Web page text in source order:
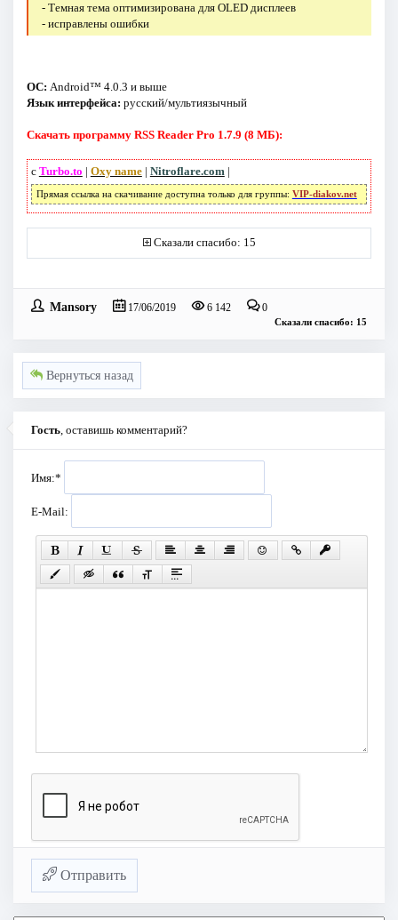
- Темная тема оптимизирована для OLED дисплеев
- исправлены ошибки
ОС: Android™ 4.0.3 и выше
Язык интерфейса: русский/мультиязычный
Скачать программу RSS Reader Pro 1.7.9 (8 МБ):
с Turbo.to | Oxy name| Nitroflare.com |
Прямая ссылка на скачивание доступна только для группы: VIP-diakov.net
Сказали спасибо: 15
Mansory 17/06/2019 6 142 0
Сказали спасибо: 15
Вернуться назад
Гость , оставишь комментарий?
Имя:*
E-Mail:
Отправить